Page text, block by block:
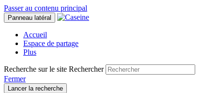
Passer au contenu principal
Panneau latéral
Accueil
Espace de partage
Plus
Recherche sur le site Rechercher
Fermer
Lancer la recherche